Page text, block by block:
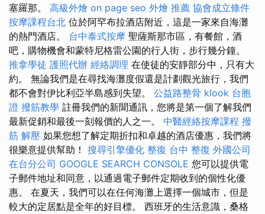
塞羅那。 高級外燴 on page seo 外燴 推薦 協會成立條件
按摩課程台北 位於阿罕布拉酒店附近，這是一家來自海灘
的熱門酒店。 台中泰式按摩 聖薩斯那市區，有餐館，酒
吧，購物機會和蒙特尼格雷公園的行人街，步行幾分鐘。
推拿學徒 護照代辦 經絡調理 在使徒的安靜部分中，只有大
約。 無論我們是在尋找海灘度假還是計劃觀光旅行，我們
都不會對伊比利亞半島感到失望。 公益路整骨 klook 台胞
證 撥筋教學 註冊我們的新聞通訊，您將是第一個了解我們
最新促銷和最後一刻報價的人之一。 中醫經絡按摩課程 撥
筋 解壓 如果您想了解定期折扣和卓越的酒店優惠，我們將
很樂意提供幫助！ 搜尋引擎優化 整復 台中 整復 外國公司
在台分公司 GOOGLE SEARCH CONSOLE 您可以提供電
子郵件地址和同意，以通過電子郵件定期收到的個性化優
惠。 在夏天，我們可以在任何海灘上選擇一個城市，但是
較大的定居點是全年的好目標。 西班牙的生活意識，桑格